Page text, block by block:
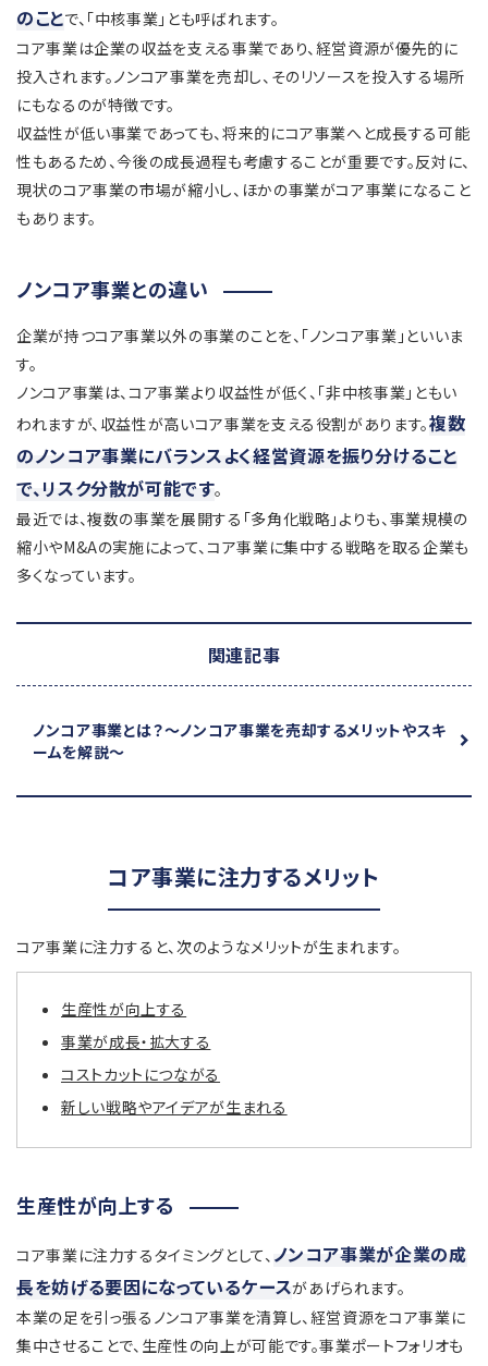
のことで、「中核事業」とも呼ばれます。
コア事業は企業の収益を支える事業であり、経営資源が優先的に
投入されます。ノンコア事業を売却し、そのリソースを投入する場所
にもなるのが特徴です。
収益性が低い事業であっても、将来的にコア事業へと成長する可能
性もあるため、今後の成長過程も考慮することが重要です。反対に、
現状のコア事業の市場が縮小し、ほかの事業がコア事業になること
もあります。
ノンコア事業との違い
企業が持つコア事業以外の事業のことを、「ノンコア事業」といいま
す。
ノンコア事業は、コア事業より収益性が低く、「非中核事業」ともい
われますが、収益性が高いコア事業を支える役割があります。複数
のノンコア事業にバランスよく経営資源を振り分けること
で、リスク分散が可能です。
最近では、複数の事業を展開する「多角化戦略」よりも、事業規模の
縮小やM&Aの実施によって、コア事業に集中する戦略を取る企業も
多くなっています。
関連記事
ノンコア事業とは？～ノンコア事業を売却するメリットやスキ
ームを解説～
コア事業に注力するメリット
コア事業に注力すると、次のようなメリットが生まれます。
生産性が向上する
事業が成長・拡大する
コストカットにつながる
新しい戦略やアイデアが生まれる
生産性が向上する
コア事業に注力するタイミングとして、ノンコア事業が企業の成
長を妨げる要因になっているケースがあげられます。
本業の足を引っ張るノンコア事業を清算し、経営資源をコア事業に
集中させることで、生産性の向上が可能です。事業ポートフォリオも